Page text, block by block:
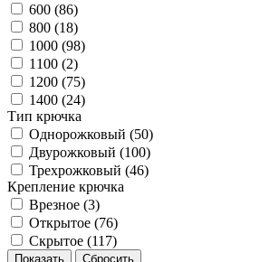
600 (86)
800 (18)
1000 (98)
1100 (2)
1200 (75)
1400 (24)
Тип крючка
Однорожковый (50)
Двурожковый (100)
Трехрожковый (46)
Крепление крючка
Врезное (3)
Открытое (76)
Скрытое (117)